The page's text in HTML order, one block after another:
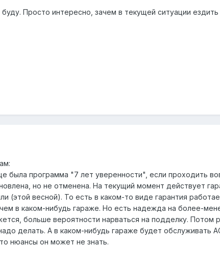
Просто интересно, зачем в текущей ситуации
была программа "7 лет уверенности", если проходить
но не отменена. На текущий момент действует
(этой весной). То есть в каком-то виде гарантия
в каком-нибудь гараже. Но есть надежда на более-
больше вероятности нарваться на подделку.
делать. А в каком-нибудь гараже будет обслуживать
нюансы он может не знать.